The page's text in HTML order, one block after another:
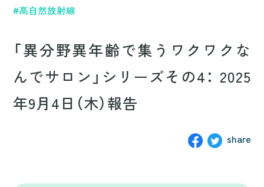
カテゴリ別で読んでみる
科学者の記事
質問と回答
事業の概要
#高自然放射線
「異分野異年齢で集うワクワクな
んでサロン」シリーズその4： 2025
年9月4日（木）報告
share